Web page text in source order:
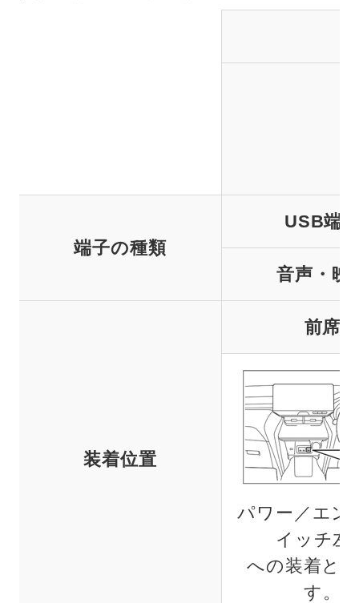
端子の種類
USB端
音声・映
装着位置
前席
パワー／エン
イッチ左
への装着と
す。